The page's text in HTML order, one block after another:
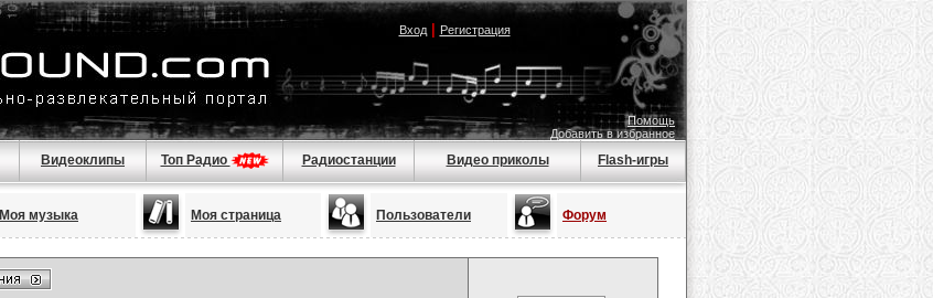
Вход| Регистрация
Помощь
Добавить в избранное
Видеоклипы Топ Радио Радиостанции Видео приколы Flash-игры
Моя музыка Моя страница Пользователи Форум